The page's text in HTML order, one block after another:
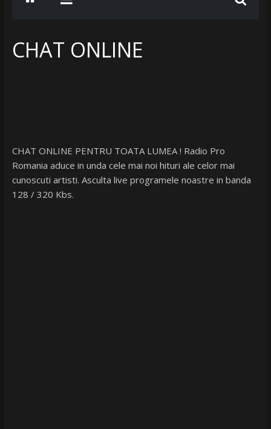
ASCULTA
HITURILE
www.radiobelea.ro
CHAT ONLINE
CHAT ONLINE PENTRU TOATA LUMEA ! Radio Pro
Romania aduce in unda cele mai noi hituri ale celor mai
cunoscuti artisti. Asculta live programele noastre in banda
128 / 320 Kbs.